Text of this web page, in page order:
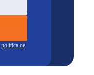
política de